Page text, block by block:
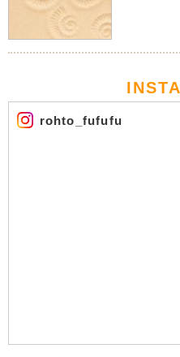
rohto_fufufu